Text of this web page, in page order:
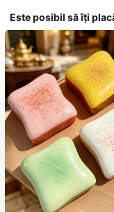
Este posibil să îți